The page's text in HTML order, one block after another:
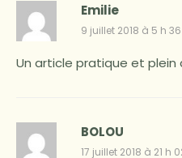
Emilie
9 juillet 2018 à 5 h
Un article pratique et plein
BOLOU
17 juillet 2018 à 21 h